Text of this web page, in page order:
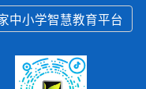
中小学智慧教育平台